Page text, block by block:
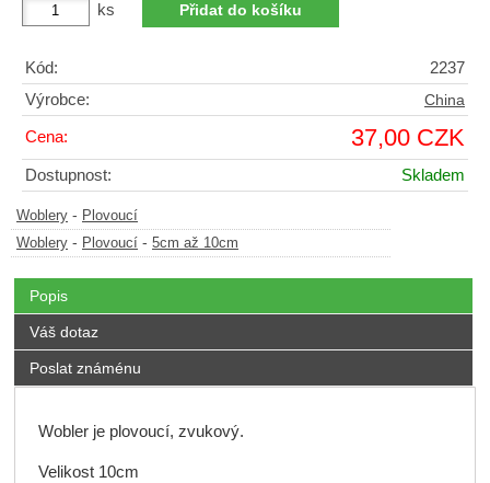
ks
Kód:
2237
Výrobce:
China
Cena: 37,00 CZK
Dostupnost: Skladem
Woblery - Plovoucí
Woblery - Plovoucí - 5cm až 10cm
Popis
Váš dotaz
Poslat známénu
Wobler je plovoucí, zvukový.
Velikost 10cm